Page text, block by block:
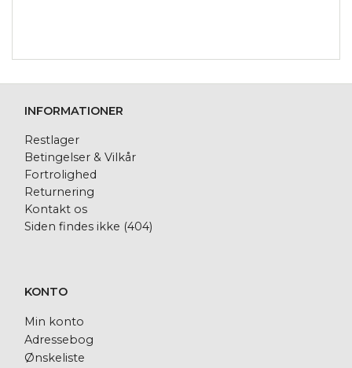
INFORMATIONER
Restlager
Betingelser & Vilkår
Fortrolighed
Returnering
Kontakt os
Siden findes ikke (404)
KONTO
Min konto
Adressebog
Ønskeliste